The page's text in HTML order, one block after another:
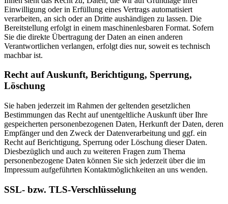
Einwilligung oder in Erfüllung eines Vertrags automatisiert
verarbeiten, an sich oder an Dritte aushändigen zu lassen. Die
Bereitstellung erfolgt in einem maschinenlesbaren Format. Sofern
Sie die direkte Übertragung der Daten an einen anderen
Verantwortlichen verlangen, erfolgt dies nur, soweit es technisch
machbar ist.
Recht auf Auskunft, Berichtigung, Sperrung,
Löschung
Sie haben jederzeit im Rahmen der geltenden gesetzlichen
Bestimmungen das Recht auf unentgeltliche Auskunft über Ihre
gespeicherten personenbezogenen Daten, Herkunft der Daten, deren
Empfänger und den Zweck der Datenverarbeitung und ggf. ein
Recht auf Berichtigung, Sperrung oder Löschung dieser Daten.
Diesbezüglich und auch zu weiteren Fragen zum Thema
personenbezogene Daten können Sie sich jederzeit über die im
Impressum aufgeführten Kontaktmöglichkeiten an uns wenden.
SSL- bzw. TLS-Verschlüsselung